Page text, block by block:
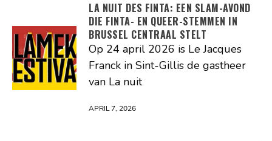
LA NUIT DES FINTA: EEN SLAM-AVOND
DIE FINTA- EN QUEER-STEMMEN IN
BRUSSEL CENTRAAL STELT
Op 24 april 2026 is Le Jacques
Franck in Sint-Gillis de gastheer
van La nuit
APRIL 7, 2026